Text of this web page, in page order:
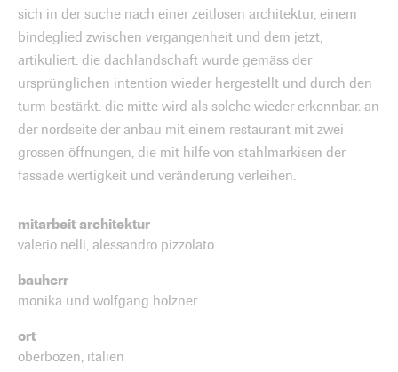
sich in der suche nach einer zeitlosen architektur, einem
bindeglied zwischen vergangenheit und dem jetzt,
artikuliert. die dachlandschaft wurde gemäss der
ursprünglichen intention wieder hergestellt und durch den
turm bestärkt. die mitte wird als solche wieder erkennbar. an
der nordseite der anbau mit einem restaurant mit zwei
grossen öffnungen, die mit hilfe von stahlmarkisen der
fassade wertigkeit und veränderung verleihen.
mitarbeit architektur
valerio nelli, alessandro pizzolato
bauherr
monika und wolfgang holzner
ort
oberbozen, italien